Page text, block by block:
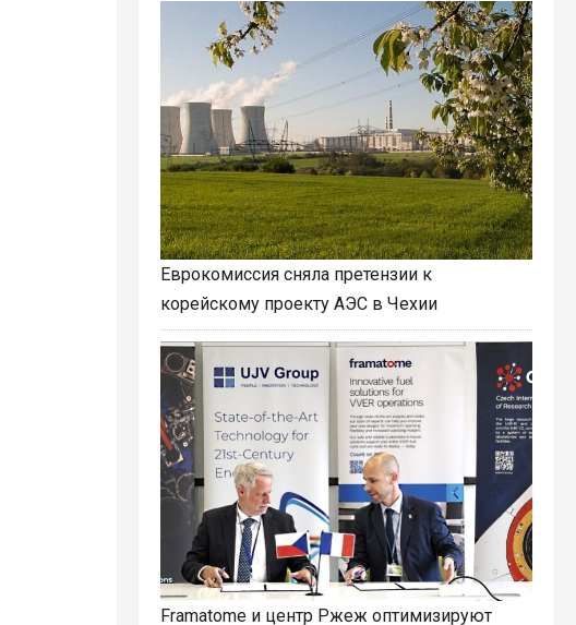
Еврокомиссия сняла претензии к
корейскому проекту АЭС в Чехии
Framatome и центр Ржеж оптимизируют